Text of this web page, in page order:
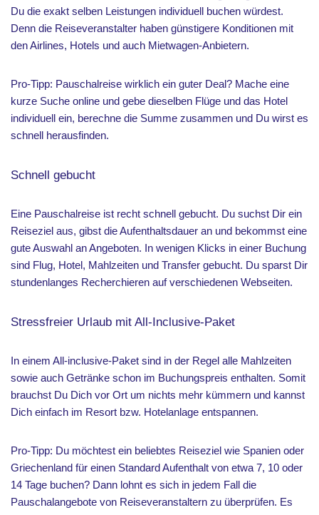
Du die exakt selben Leistungen individuell buchen würdest.
Denn die Reiseveranstalter haben günstigere Konditionen mit
den Airlines, Hotels und auch Mietwagen-Anbietern.
Pro-Tipp: Pauschalreise wirklich ein guter Deal? Mache eine
kurze Suche online und gebe dieselben Flüge und das Hotel
individuell ein, berechne die Summe zusammen und Du wirst es
schnell herausfinden.
Schnell gebucht
Eine Pauschalreise ist recht schnell gebucht. Du suchst Dir ein
Reiseziel aus, gibst die Aufenthaltsdauer an und bekommst eine
gute Auswahl an Angeboten. In wenigen Klicks in einer Buchung
sind Flug, Hotel, Mahlzeiten und Transfer gebucht. Du sparst Dir
stundenlanges Recherchieren auf verschiedenen Webseiten.
Stressfreier Urlaub mit All-Inclusive-Paket
In einem All-inclusive-Paket sind in der Regel alle Mahlzeiten
sowie auch Getränke schon im Buchungspreis enthalten. Somit
brauchst Du Dich vor Ort um nichts mehr kümmern und kannst
Dich einfach im Resort bzw. Hotelanlage entspannen.
Pro-Tipp: Du möchtest ein beliebtes Reiseziel wie Spanien oder
Griechenland für einen Standard Aufenthalt von etwa 7, 10 oder
14 Tage buchen? Dann lohnt es sich in jedem Fall die
Pauschalangebote von Reiseveranstaltern zu überprüfen. Es